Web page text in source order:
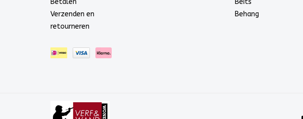
Betalen
Verzenden en
retourneren
Beits
Behang